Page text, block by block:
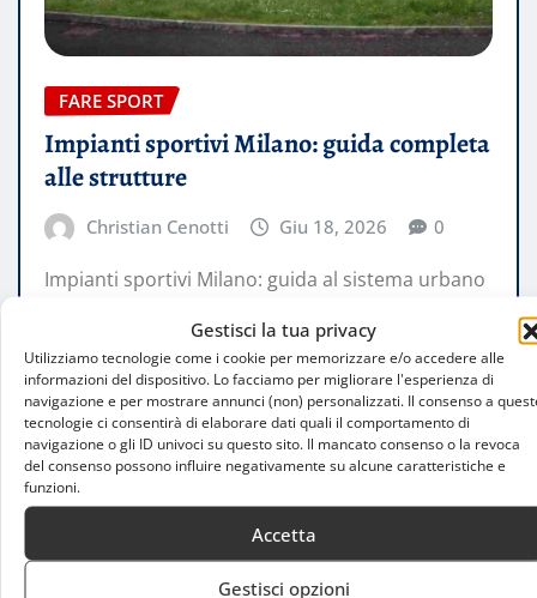
Gestisci la tua privacy
Utilizziamo tecnologie come i cookie per memorizzare e/o accedere alle
informazioni del dispositivo. Lo facciamo per migliorare l'esperienza di
navigazione e per mostrare annunci (non) personalizzati. Il consenso a
tecnologie ci consentirà di elaborare dati quali il comportamento di
navigazione o gli ID univoci su questo sito. Il mancato consenso o la revoca
del consenso possono influire negativamente su alcune caratteristiche e
funzioni.
Accetta
Gestisci opzioni
FARE SPORT
Impianti sportivi Milano: guida completa
alle strutture
Christian Cenotti Giu 18, 2026 0
Impianti sportivi Milano: guida al sistema urbano
sempre più centrale in una…
LEGGI TUTTO